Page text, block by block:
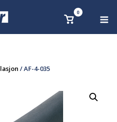
Se 0
/ AF-4-035